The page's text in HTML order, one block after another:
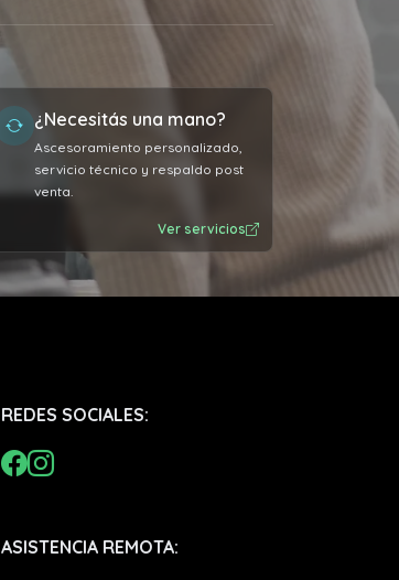
¿Necesitás una mano?
Ascesoramiento personalizado,
servicio técnico y respaldo post
venta.
Ver servicios
REDES SOCIALES:
ASISTENCIA REMOTA: